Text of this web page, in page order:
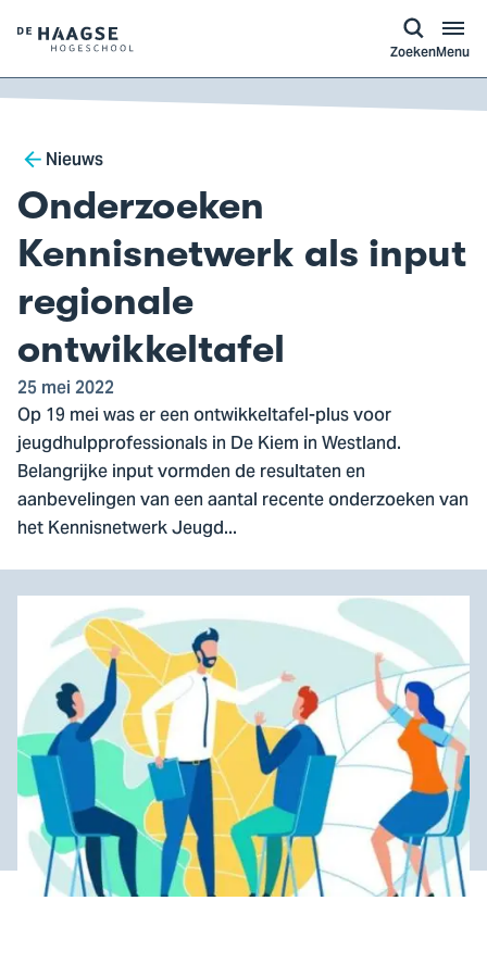
Logo
van
De
Hogeschool,
ga
naar
de
homepagina
ZoekenMenu
Breadcrumb
Nieuws
Onderzoeken
Kennisnetwerk als input
regionale
ontwikkeltafel
25 mei 2022
Op 19 mei was er een ontwikkeltafel-plus voor
jeugdhulpprofessionals in De Kiem in Westland.
Belangrijke input vormden de resultaten en
aanbevelingen van een aantal recente onderzoeken van
het Kennisnetwerk Jeugd...